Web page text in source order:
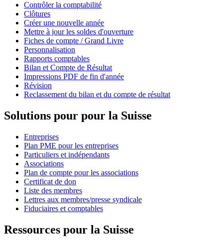
Contrôler la comptabilité
Clôtures
Créer une nouvelle année
Mettre à jour les soldes d'ouverture
Fiches de compte / Grand Livre
Personnalisation
Rapports comptables
Bilan et Compte de Résultat
Impressions PDF de fin d'année
Révision
Reclassement du bilan et du compte de résultat
Solutions pour pour la Suisse
Entreprises
Plan PME pour les entreprises
Particuliers et indépendants
Associations
Plan de compte pour les associations
Certificat de don
Liste des membres
Lettres aux membres/presse syndicale
Fiduciaires et comptables
Ressources pour la Suisse